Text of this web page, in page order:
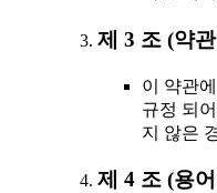
제 3 조 (약
이 약관
규정 되
지 않은
제 4 조 (용